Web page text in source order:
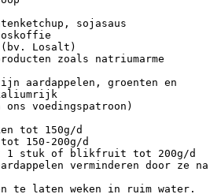
sojasaus
Losalt)
zoals natriumarme
aardappelen, groenten en
voedingspatroon)
tot 150g/d
150-200g/d
1 stuk of blikfruit tot 200g/d
verminderen door ze na
te laten weken in ruim water.